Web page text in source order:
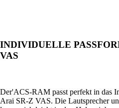
INDIVIDUELLE
VAS
Der'ACS-RAM passt perfekt in das
Arai SR-Z VAS. Die Lautsprecher